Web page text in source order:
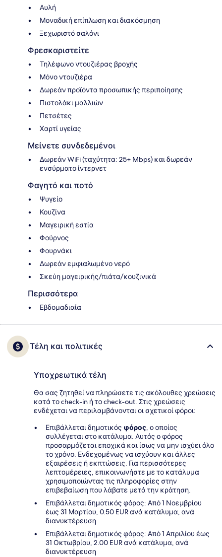
Αυλή
Μοναδική επίπλωση και διακόσμηση
Ξεχωριστό σαλόνι
Φρεσκαριστείτε
Τηλέφωνο ντουζιέρας βροχής
Μόνο ντουζιέρα
Δωρεάν προϊόντα προσωπικής περιποίησης
Πιστολάκι μαλλιών
Πετσέτες
Χαρτί υγείας
Μείνετε συνδεδεμένοι
Δωρεάν WiFi (ταχύτητα: 25+ Mbps) και δωρεάν
ενσύρματο ίντερνετ
Φαγητό και ποτό
Ψυγείο
Κουζίνα
Μαγειρική εστία
Φούρνος
Φουρνάκι
Δωρεάν εμφιαλωμένο νερό
Σκεύη μαγειρικής/πιάτα/κουζινικά
Περισσότερα
Εβδομαδιαία
Τέλη και πολιτικές
Υποχρεωτικά τέλη
Θα σας ζητηθεί να πληρώσετε τις ακόλουθες χρεώσεις
κατά το check-in ή το check-out. Στις χρεώσεις
ενδέχεται να περιλαμβάνονται οι σχετικοί φόροι:
Επιβάλλεται δημοτικός φόρος, ο οποίος
συλλέγεται στο κατάλυμα. Αυτός ο φόρος
προσαρμόζεται εποχικά και ίσως να μην ισχύει όλο
το χρόνο. Ενδεχομένως να ισχύουν και άλλες
εξαιρέσεις ή εκπτώσεις. Για περισσότερες
λεπτομέρειες, επικοινωνήστε με το κατάλυμα
χρησιμοποιώντας τις πληροφορίες στην
επιβεβαίωση που λάβατε μετά την κράτηση.
Επιβάλλεται δημοτικός φόρος: Από 1 Νοεμβρίου
έως 31 Μαρτίου, 0.50 EUR ανά κατάλυμα, ανά
διανυκτέρευση
Επιβάλλεται δημοτικός φόρος: Από 1 Απριλίου έως
31 Οκτωβρίου, 2.00 EUR ανά κατάλυμα, ανά
διανυκτέρευση